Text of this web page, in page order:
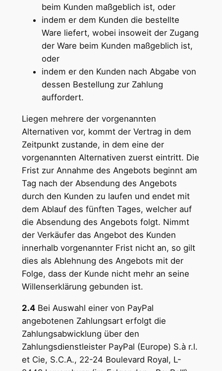
beim Kunden maßgeblich ist, oder
indem er dem Kunden die bestellte
Ware liefert, wobei insoweit der Zugang
der Ware beim Kunden maßgeblich ist,
oder
indem er den Kunden nach Abgabe von
dessen Bestellung zur Zahlung
auffordert.
Liegen mehrere der vorgenannten
Alternativen vor, kommt der Vertrag in dem
Zeitpunkt zustande, in dem eine der
vorgenannten Alternativen zuerst eintritt. Die
Frist zur Annahme des Angebots beginnt am
Tag nach der Absendung des Angebots
durch den Kunden zu laufen und endet mit
dem Ablauf des fünften Tages, welcher auf
die Absendung des Angebots folgt. Nimmt
der Verkäufer das Angebot des Kunden
innerhalb vorgenannter Frist nicht an, so gilt
dies als Ablehnung des Angebots mit der
Folge, dass der Kunde nicht mehr an seine
Willenserklärung gebunden ist.
2.4Bei Auswahl einer von PayPal
angebotenen Zahlungsart erfolgt die
Zahlungsabwicklung über den
Zahlungsdienstleister PayPal (Europe) S.à r.l.
et Cie, S.C.A., 22-24 Boulevard Royal, L-